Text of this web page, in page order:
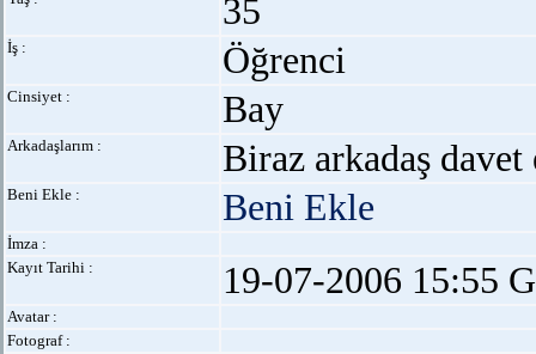
35
İş : Öğrenci
Cinsiyet : Bay
Arkadaşlarım : Biraz arkadaş davet
Beni Ekle : Beni Ekle
İmza :
Kayıt Tarihi :
19-07-2006 15:55
Avatar :
Fotograf :